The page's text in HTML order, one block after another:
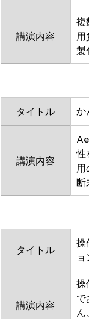
講演内容
複
製
タイトル か
講演内容
性
断
タイトル
操
講演内容
操
で